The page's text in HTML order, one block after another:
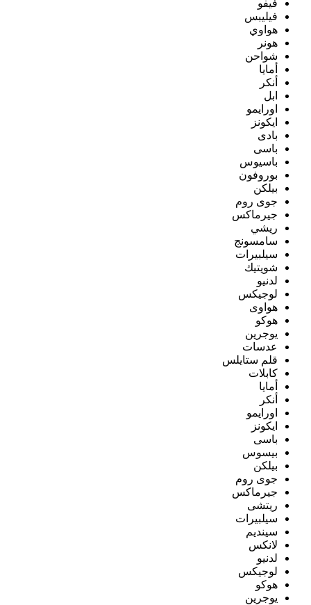
فيفو
فيليبس
هواوي
هونر
شواحن
أمايا
أنكر
ابل
اورايمو
ايكونز
بادى
باسى
باسيوس
بوروفون
بيلكن
جوى روم
جيرماكس
ريشي
سامسونج
سيلبيرات
شويتيك
لدنيو
لوجيكس
هواوى
هوكو
يوجرين
عدسات
قلم ستايلس
كابلات
أمايا
أنكر
اورايمو
ايكونز
باسى
بيسوس
بيلكن
جوى روم
جيرماكس
ريتشى
سيلبيرات
سينديم
لانكس
لدنيو
لوجيكس
هوكو
يوجرين